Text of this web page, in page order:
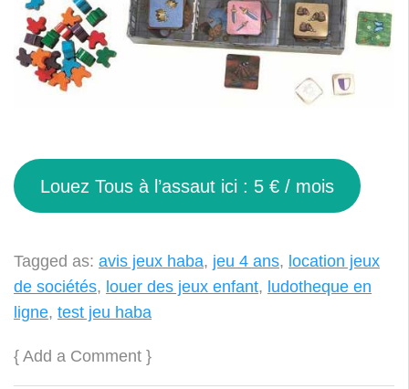
Louez Tous à l’assaut ici : 5 € / mois
Tagged as: avis jeux haba, jeu 4 ans, location jeux
de sociétés, louer des jeux enfant, ludotheque en
ligne, test jeu haba
{ Add a Comment }